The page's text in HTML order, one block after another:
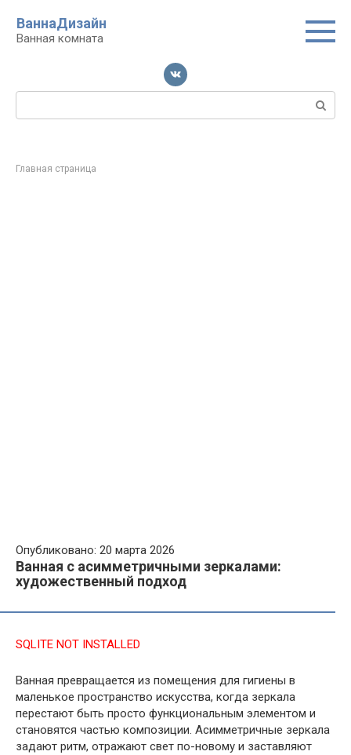
контенту
ВаннаДизайн
Ванная комната
Поиск:
Главная страница
Опубликовано: 20 марта 2026
Ванная с асимметричными зеркалами:
художественный подход
SQLITE NOT INSTALLED
Ванная превращается из помещения для гигиены в
маленькое пространство искусства, когда зеркала
перестают быть просто функциональным элементом и
становятся частью композиции. Асимметричные зеркала
задают ритм, отражают свет по-новому и заставляют